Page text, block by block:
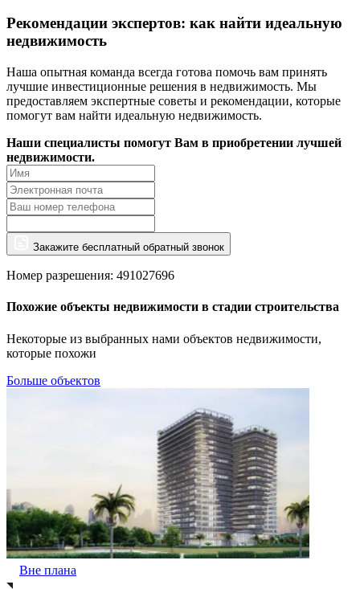
Рекомендации экспертов: как найти идеальную
недвижимость
Наша опытная команда всегда готова помочь вам принять
лучшие инвестиционные решения в недвижимость. Мы
предоставляем экспертные советы и рекомендации, которые
помогут вам найти идеальную недвижимость.
Наши специалисты помогут Вам в приобретении лучшей
недвижимости.
Закажите бесплатный обратный звонок
Номер разрешения: 491027696
Похожие объекты недвижимости в стадии строительства
Некоторые из выбранных нами объектов недвижимости,
которые похожи
Больше объектов
Вне плана